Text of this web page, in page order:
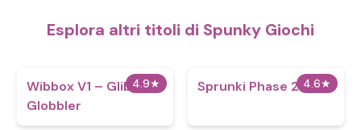
Esplora altri titoli di Spunky Giochi
4.9★
Wibbox V1 – Glibble
Globbler
4.6★
Sprunki Phase 20